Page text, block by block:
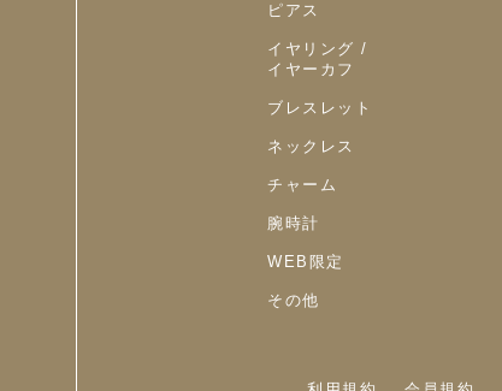
ピアス
イヤリング /
イヤーカフ
ブレスレット
ネックレス
チャーム
腕時計
WEB限定
その他